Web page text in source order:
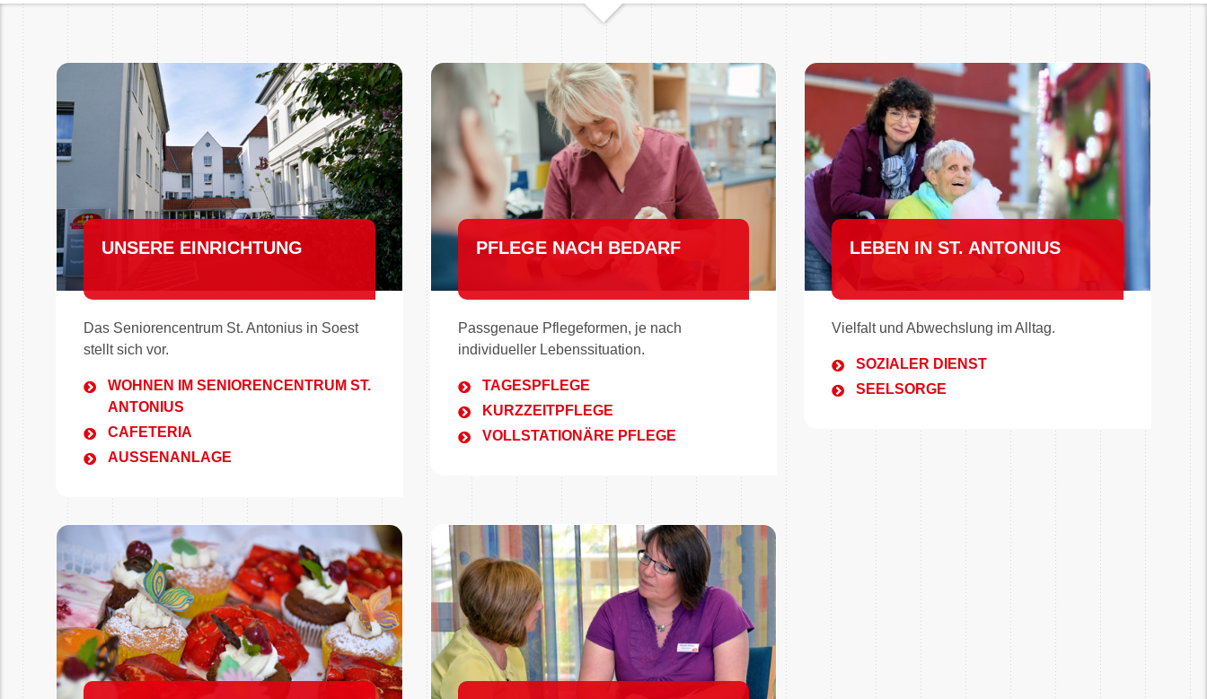
UNSERE EINRICHTUNG
Das Seniorencentrum St. Antonius in Soest
stellt sich vor.
WOHNEN IM SENIORENCENTRUM ST.
ANTONIUS
CAFETERIA
AUSSENANLAGE
PFLEGE NACH BEDARF
Passgenaue Pflegeformen, je nach
individueller Lebenssituation.
TAGESPFLEGE
KURZZEITPFLEGE
VOLLSTATIONÄRE PFLEGE
LEBEN IN ST. ANTONIUS
Vielfalt und Abwechslung im Alltag.
SOZIALER DIENST
SEELSORGE